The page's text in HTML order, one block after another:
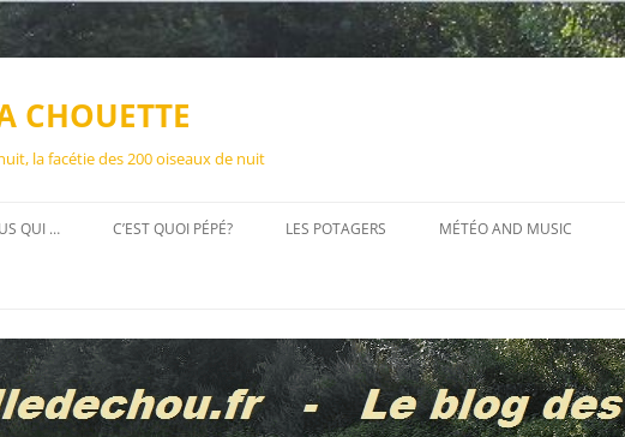
CHOUETTE
la facétie des 200 oiseaux de nuit
QUI … C’EST QUOI PÉPÉ? LES POTAGERS MÉTÉO AND MUSIC